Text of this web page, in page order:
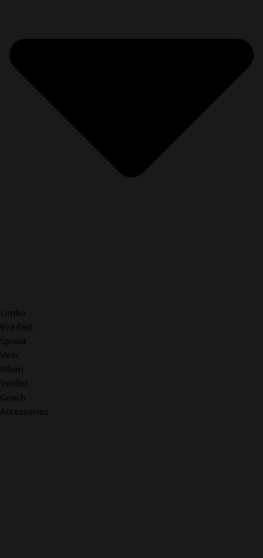
Limbo
Everlast
Sprout
Vein
Rilum
Verdict
Gnash
Accessories